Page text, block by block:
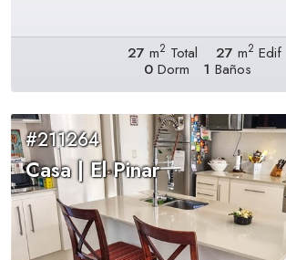
27 m2 Total 27 m2 Edif
0Dorm 1 Baños
#211264
Casa | El Pinar